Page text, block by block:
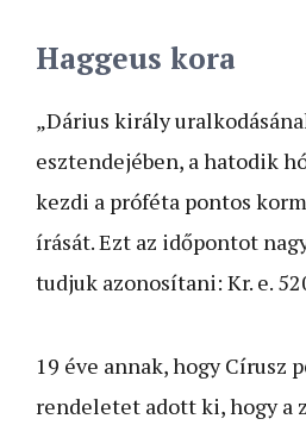
Haggeus kora
„Dárius király
esztendejében, a hatodik
kezdi a próféta pontos
írását. Ezt az időpontot
tudjuk azonosítani: Kr. e.
19 éve annak, hogy Círusz
rendeletet adott ki, hogy a